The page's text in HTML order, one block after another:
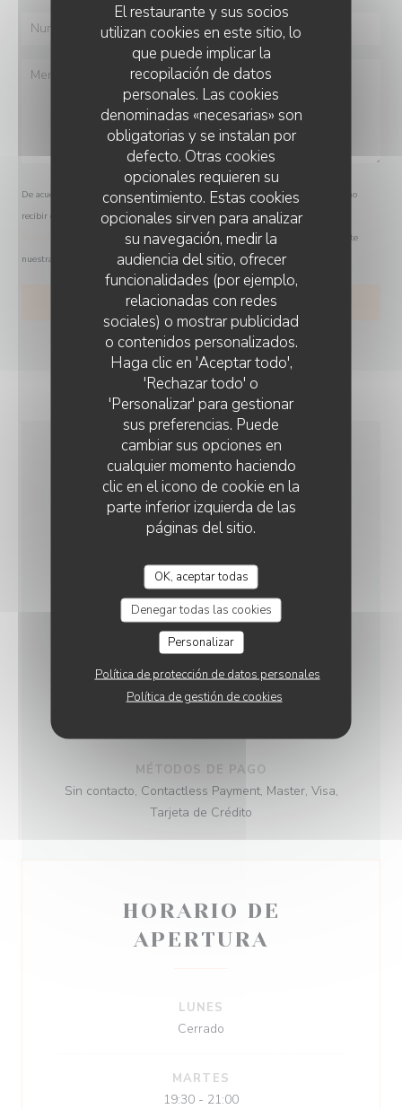
El restaurante y sus socios
utilizan cookies en este sitio, lo
que puede implicar la
recopilación de datos
personales. Las cookies
denominadas «necesarias» son
obligatorias y se instalan por
defecto. Otras cookies
opcionales requieren su
consentimiento. Estas cookies
opcionales sirven para analizar
su navegación, medir la
audiencia del sitio, ofrecer
funcionalidades (por ejemplo,
relacionadas con redes
sociales) o mostrar publicidad
o contenidos personalizados.
Haga clic en 'Aceptar todo',
'Rechazar todo' o
'Personalizar' para gestionar
sus preferencias. Puede
cambiar sus opciones en
cualquier momento haciendo
clic en el icono de cookie en la
parte inferior izquierda de las
páginas del sitio.
OK, aceptar todas
Denegar todas las cookies
Personalizar
Política de protección de datos personales
Política de gestión de cookies
De acuerdo con la normativa de protección de datos, puede ejercer su derecho a no
recibir comunicaciones comerciales inscribiéndose en la Lista Robinson:
. Para más información sobre el tratamiento de sus datos, consulte
nuestra
política de privacidad .
INFORMACIÓN
GENERAL
Cocina Local, productos frescos, Hecho en casa
TIPO DE NEGOCIO
SERVICIOS
MÉTODOS DE PAGO
Sin contacto, Contactless Payment, Master, Visa,
Tarjeta de Crédito
HORARIO DE
APERTURA
LUNES
Cerrado
MARTES
19:30 - 21:00